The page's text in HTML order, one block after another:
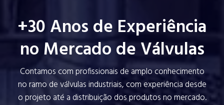
+30 Anos de Experiência
no Mercado de Válvulas
Contamos com profissionais de amplo conhecimento
no ramo de válvulas industriais, com experiência desde
o projeto até a distribuição dos produtos no mercado.